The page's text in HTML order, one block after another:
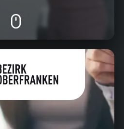
23, 95445 Bayreuth